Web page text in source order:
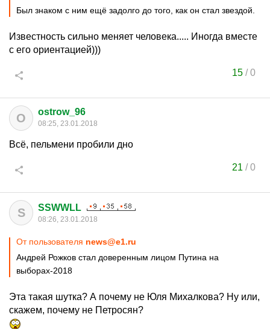
Был знаком с ним ещё задолго до того, как он стал звездой.
Известность сильно меняет человека..... Иногда вместе
с его ориентацией)))
15 /0
O ostrow_96
08:25, 23.01.2018
Всё, пельмени пробили дно
21 /0
S SSWWLL
08:26, 23.01.2018
От пользователя news@e1.ru
Андрей Рожков стал доверенным лицом Путина на
выборах-2018
Эта такая шутка? А почему не Юля Михалкова? Ну или,
скажем, почему не Петросян?